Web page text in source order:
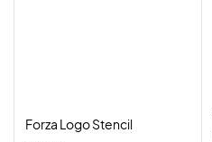
Forza Logo Stencil